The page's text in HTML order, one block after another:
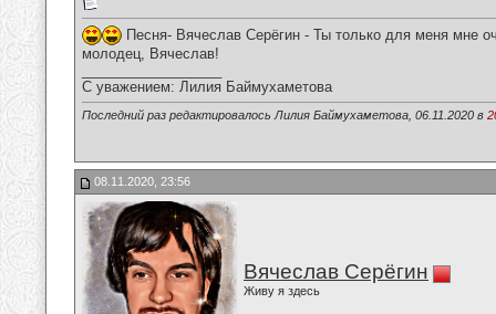
Песня- Вячеслав Серёгин - Ты только для меня мне
молодец, Вячеслав!
С уважением: Лилия Баймухаметова
Последний раз редактировалось Лилия Баймухаметова, 06.11.2020 в
08.11.2020, 23:56
Вячеслав Серёгин
Живу я здесь